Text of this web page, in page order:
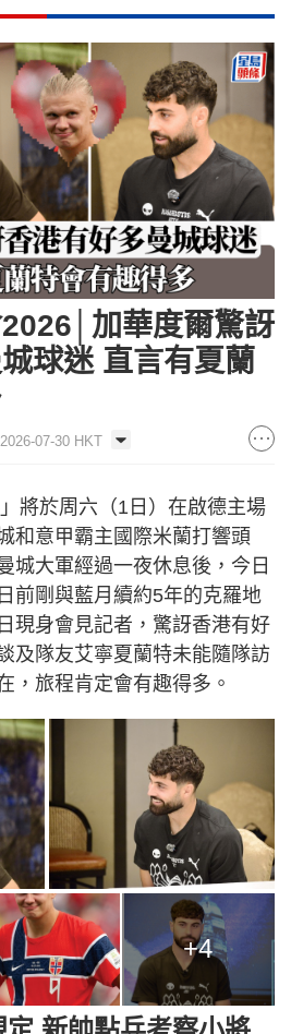
加華度爾驚訝
球迷 直言有夏蘭
07-30 HKT
將於周六（1日）在啟德主場
和意甲霸主國際米蘭打響頭
城大軍經過一夜休息後，今日
前剛與藍月續約5年的克羅地
現身會見記者，驚訝香港有好
及隊友艾寧夏蘭特未能隨隊訪
，旅程肯定會有趣得多。
+4